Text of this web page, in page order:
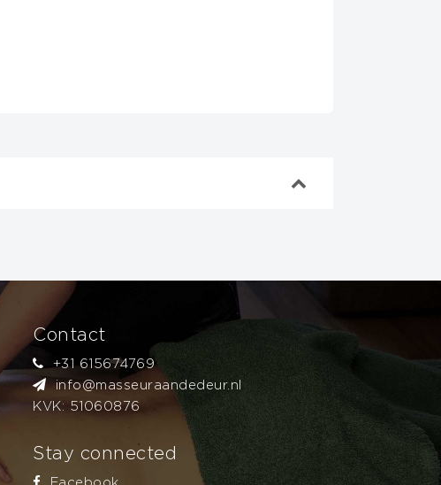
240 minuten
één masseur.
Contact
+31 615674769
info@masseuraandedeur.nl
KVK: 51060876
Stay connected
Facebook